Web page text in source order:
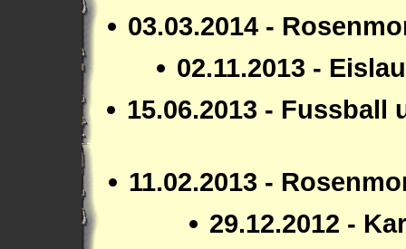
03.03.2014 -
02.11.2013 -
15.06.2013 - Fussball
11.02.2013 -
29.12.2012 -